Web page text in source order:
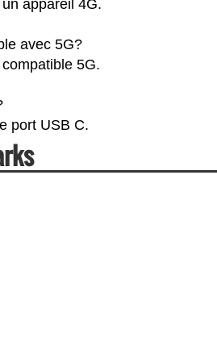
appareil 4G.
avec 5G?
5G.
port USB C.